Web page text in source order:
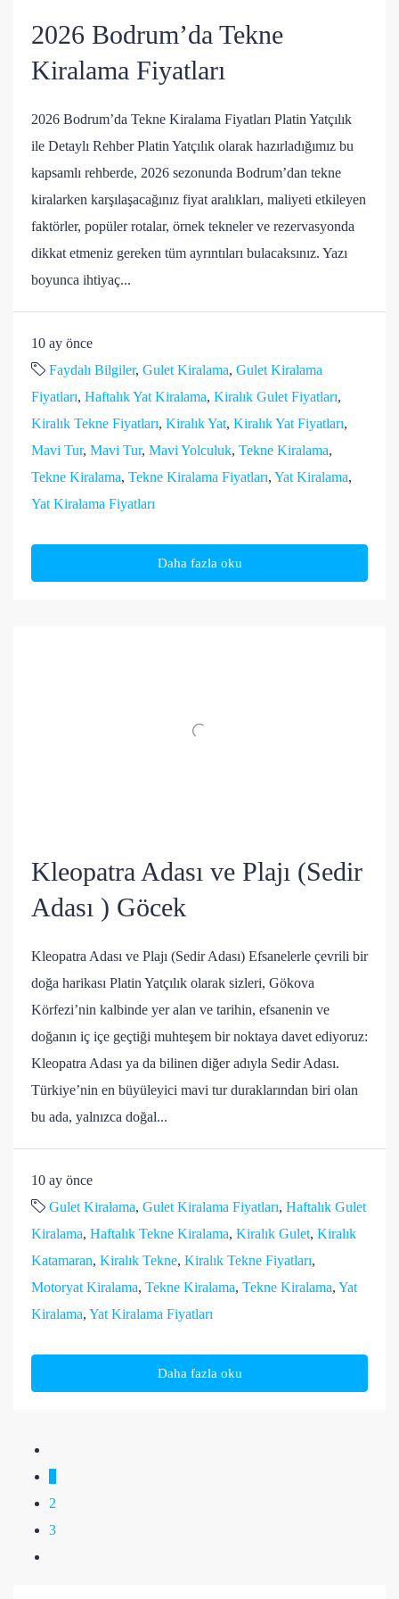
2026 Bodrum’da Tekne
Kiralama Fiyatları
2026 Bodrum’da Tekne Kiralama Fiyatları Platin Yatçılık
ile Detaylı Rehber Platin Yatçılık olarak hazırladığımız bu
kapsamlı rehberde, 2026 sezonunda Bodrum’dan tekne
kiralarken karşılaşacağınız fiyat aralıkları, maliyeti etkileyen
faktörler, popüler rotalar, örnek tekneler ve rezervasyonda
dikkat etmeniz gereken tüm ayrıntıları bulacaksınız. Yazı
boyunca ihtiyaç...
10 ay önce
Faydalı Bilgiler, Gulet Kiralama, Gulet Kiralama
Fiyatları, Haftalık Yat Kiralama, Kiralık Gulet Fiyatları,
Kiralık Tekne Fiyatları, Kiralık Yat, Kiralık Yat Fiyatları,
Mavi Tur, Mavi Tur, Mavi Yolculuk, Tekne Kiralama,
Tekne Kiralama, Tekne Kiralama Fiyatları, Yat Kiralama,
Yat Kiralama Fiyatları
Daha fazla oku
Kleopatra Adası ve Plajı (Sedir
Adası ) Göcek
Kleopatra Adası ve Plajı (Sedir Adası) Efsanelerle çevrili bir
doğa harikası Platin Yatçılık olarak sizleri, Gökova
Körfezi’nin kalbinde yer alan ve tarihin, efsanenin ve
doğanın iç içe geçtiği muhteşem bir noktaya davet ediyoruz:
Kleopatra Adası ya da bilinen diğer adıyla Sedir Adası.
Türkiye’nin en büyüleyici mavi tur duraklarından biri olan
bu ada, yalnızca doğal...
10 ay önce
Gulet Kiralama, Gulet Kiralama Fiyatları, Haftalık Gulet
Kiralama, Haftalık Tekne Kiralama, Kiralık Gulet, Kiralık
Katamaran, Kiralık Tekne, Kiralık Tekne Fiyatları,
Motoryat Kiralama, Tekne Kiralama, Tekne Kiralama, Yat
Kiralama, Yat Kiralama Fiyatları
Daha fazla oku
2
3